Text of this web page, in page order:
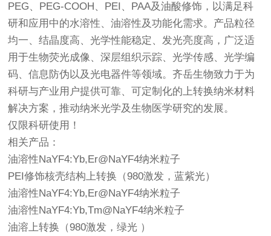
PEG、PEG-COOH、PEI、PAA及油酸修饰，以满足科
研和应用中的水溶性、油溶性及功能化需求。产品粒径
均一、结晶度高、光学性能稳定、发光亮度高，广泛适
用于生物荧光成像、深层组织示踪、光学传感、光学编
码、信息防伪以及光电器件等领域。齐岳生物致力于为
科研与产业用户提供可靠、可定制化的上转换纳米材料
解决方案，推动纳米光学及生物医学研究的发展。
仅限科研使用！
相关产品：
油溶性NaYF4:Yb,Er@NaYF4纳米粒子
PEI修饰核壳结构上转换（980激发，蓝紫光）
油溶性NaYF4:Yb,Er@NaYF4纳米粒子
油溶性NaYF4:Yb,Tm@NaYF4纳米粒子
油溶上转换（980激发，绿光 ）